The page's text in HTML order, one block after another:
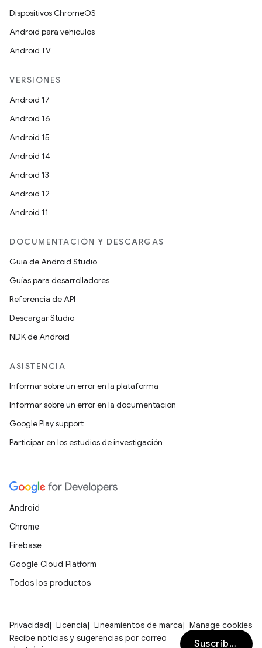
Dispositivos ChromeOS
Android para vehículos
Android TV
VERSIONES
Android 17
Android 16
Android 15
Android 14
Android 13
Android 12
Android 11
DOCUMENTACIÓN Y DESCARGAS
Guía de Android Studio
Guías para desarrolladores
Referencia de API
Descargar Studio
NDK de Android
ASISTENCIA
Informar sobre un error en la plataforma
Informar sobre un error en la documentación
Google Play support
Participar en los estudios de investigación
Android
Chrome
Firebase
Google Cloud Platform
Todos los productos
Privacidad Licencia Lineamientos de marca
Manage cookies
Recibe noticias y sugerencias por correo
Suscribirse